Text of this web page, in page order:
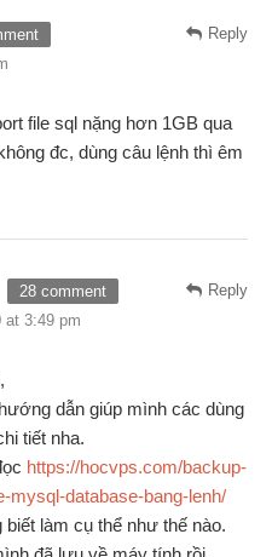
Reply
file sql nặng hơn 1GB qua
đc, dùng câu lệnh thì êm
Reply
28 comment
at 3:49 pm
dẫn giúp mình các dùng
tiết nha.
https://hocvps.com/backup-
mysql-database-bang-lenh/
biết làm cụ thể như thế nào.